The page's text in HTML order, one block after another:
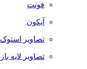
فونت
آیکون
تصاویر استوک
تصاویر لایه باز